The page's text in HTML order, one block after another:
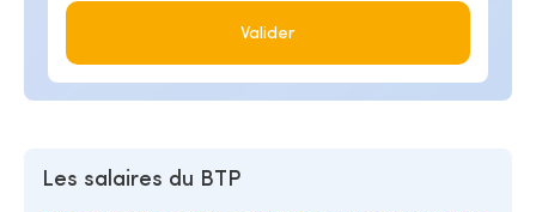
Valider
Les salaires du BTP